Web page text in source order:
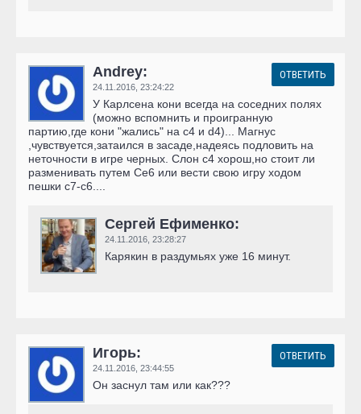
Andrey:
24.11.2016, 23:24:22
ОТВЕТИТЬ
У Карлсена кони всегда на соседних полях
(можно вспомнить и проигранную
партию,где кони "жались" на с4 и d4)... Магнус
,чувствуется,затаился в засаде,надеясь подловить на
неточности в игре черных. Слон с4 хорош,но стоит ли
разменивать путем Се6 или вести свою игру ходом
пешки с7-с6....
Сергей Ефименко:
24.11.2016, 23:28:27
Карякин в раздумьях уже 16 минут.
Игорь:
24.11.2016, 23:44:55
ОТВЕТИТЬ
Он заснул там или как???